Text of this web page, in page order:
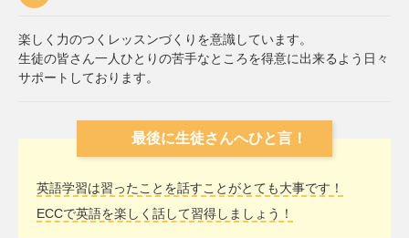
楽しく力のつくレッスンづくりを意識しています。
生徒の皆さん一人ひとりの苦手なところを得意に出来るよう日々
サポートしております。
最後に生徒さんへひと言！
英語学習は習ったことを話すことがとても大事です！
ECCで英語を楽しく話して習得しましょう！